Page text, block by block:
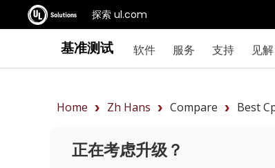
探索 ul.com
基准测试 软件 服务 支持 见解
Home Zh Hans Compare Best
正在考虑升级？